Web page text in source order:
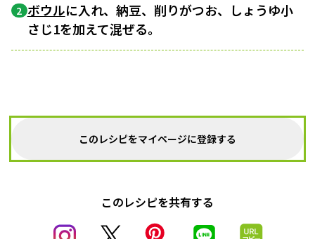
2 ボウルに入れ、納豆、削りがつお、しょうゆ小
さじ1を加えて混ぜる。
このレシピをマイページに登録する
このレシピを共有する